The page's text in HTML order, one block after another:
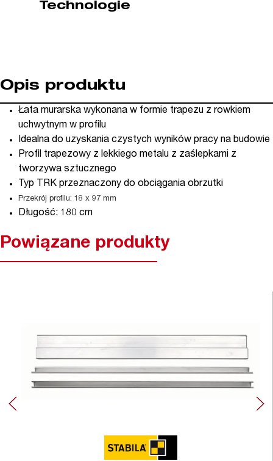
Technologie
Opis produktu
Łata murarska wykonana w formie trapezu z rowkiem
uchwytnym w profilu
Idealna do uzyskania czystych wyników pracy na budowie
Profil trapezowy z lekkiego metalu z zaślepkami z
tworzywa sztucznego
Typ TRK przeznaczony do obciągania obrzutki
Przekrój profilu: 18 x 97 mm
Długość: 180 cm
Powiązane produkty